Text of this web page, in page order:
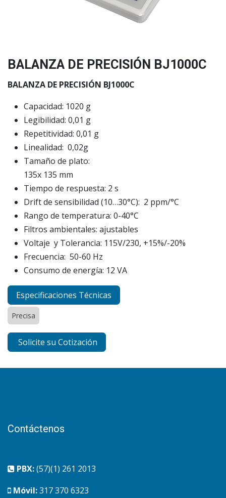
BALANZA DE PRECISIÓN BJ1000C
BALANZA DE PRECISIÓN BJ1000C
Capacidad: 1020 g
Legibilidad: 0,01 g
Repetitividad: 0,01 g
Linealidad: 0,02g
Tamaño de plato:
135x 135 mm
Tiempo de respuesta: 2 s
Drift de sensibilidad (10…30°C): 2 ppm/°C
Rango de temperatura: 0-40°C
Filtros ambientales: ajustables
Voltaje y Tolerancia: 115V/230, +15%/-20%
Frecuencia: 50-60 Hz
Consumo de energía: 12 VA
Especificaciones Técnicas
Precisa
Solicite su Cotización
Contáctenos
PBX:(57)(1) 261 2013
Móvil:317 370 6323